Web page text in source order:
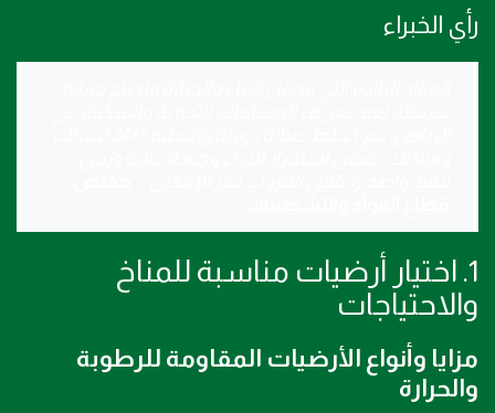
رأي الخبراء
1. اختيار أرضيات مناسبة للمناخ
والاحتياجات
مزايا وأنواع الأرضيات المقاومة للرطوبة
والحرارة